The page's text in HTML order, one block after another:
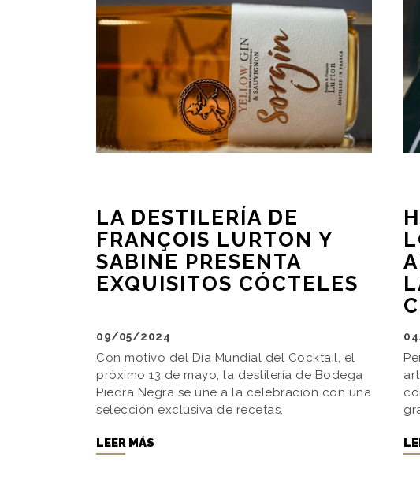
LA DESTILERÍA DE
FRANÇOIS LURTON Y
SABINE PRESENTA
EXQUISITOS CÓCTELES
09/05/2024
Con motivo del Día Mundial del Cocktail, el
próximo 13 de mayo, la destilería de Bodega
Piedra Negra se une a la celebración con una
selección exclusiva de recetas.
LEER MÁS